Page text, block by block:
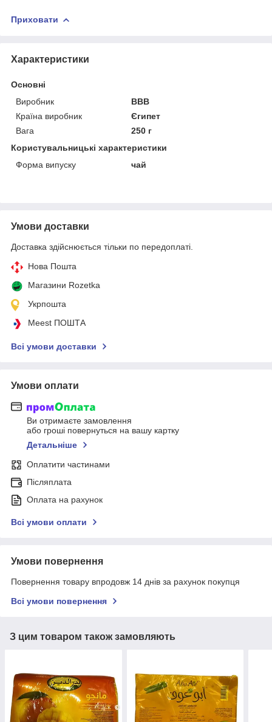
Приховати
Характеристики
Основні
Виробник
ВВВ
Країна виробник
Єгипет
Вага
250 г
Користувальницькі характеристики
Форма випуску
чай
Умови доставки
Доставка здійснюється тільки по передоплаті.
Нова Пошта
Магазини Rozetka
Укрпошта
Meest ПОШТА
Всі умови доставки
Умови оплати
Ви отримаєте замовлення
або гроші повернуться на вашу картку
Детальніше
Оплатити частинами
Післяплата
Оплата на рахунок
Всі умови оплати
Умови повернення
Повернення товару впродовж 14 днів за рахунок покупця
Всі умови повернення
З цим товаром також замовляють